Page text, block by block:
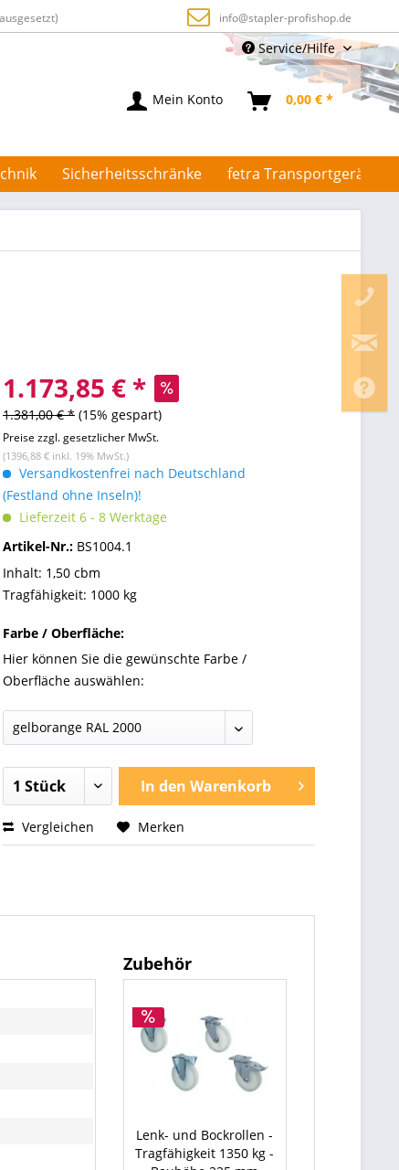
info@stapler-profishop.de
Service/Hilfe
Mein Konto 0,00 € *
Sicherheitsschränke fetra Transportgeräte
1.173,85 € *
1.381,00 € * (15% gespart)
Preise zzgl. gesetzlicher MwSt.
(1396,88 € inkl. 19% MwSt.)
Versandkostenfrei nach Deutschland
(Festland ohne Inseln)!
Lieferzeit 6 - 8 Werktage
Artikel-Nr.: BS1004.1
Inhalt: 1,50 cbm
Tragfähigkeit: 1000 kg
Farbe / Oberfläche:
Hier können Sie die gewünschte Farbe /
Oberfläche auswählen:
In den Warenkorb
Vergleichen Merken
Zubehör
Lenk- und Bockrollen -
Tragfähigkeit 1350 kg -